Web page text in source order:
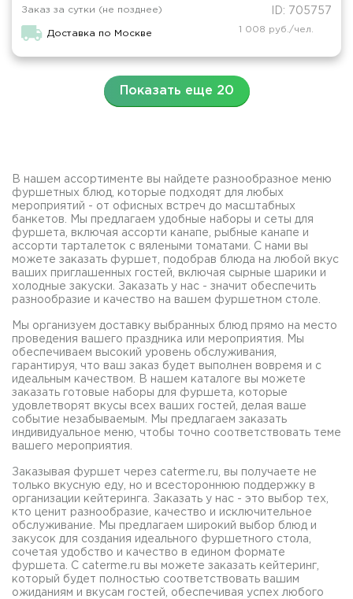
Заказ за сутки (не позднее) ID: 705757
Доставка по Москве 1 008 руб./чел.
Показать еще 20
В нашем ассортименте вы найдете разнообразное меню
фуршетных блюд, которые подходят для любых
мероприятий - от офисных встреч до масштабных
банкетов. Мы предлагаем удобные наборы и сеты для
фуршета, включая ассорти канапе, рыбные канапе и
ассорти тарталеток с вялеными томатами. С нами вы
можете заказать фуршет, подобрав блюда на любой вкус
ваших приглашенных гостей, включая сырные шарики и
холодные закуски. Заказать у нас - значит обеспечить
разнообразие и качество на вашем фуршетном столе.
Мы организуем доставку выбранных блюд прямо на место
проведения вашего праздника или мероприятия. Мы
обеспечиваем высокий уровень обслуживания,
гарантируя, что ваш заказ будет выполнен вовремя и с
идеальным качеством. В нашем каталоге вы можете
заказать готовые наборы для фуршета, которые
удовлетворят вкусы всех ваших гостей, делая ваше
событие незабываемым. Мы предлагаем заказать
индивидуальное меню, чтобы точно соответствовать теме
вашего мероприятия.
Заказывая фуршет через caterme.ru, вы получаете не
только вкусную еду, но и всестороннюю поддержку в
организации кейтеринга. Заказать у нас - это выбор тех,
кто ценит разнообразие, качество и исключительное
обслуживание. Мы предлагаем широкий выбор блюд и
закусок для создания идеального фуршетного стола,
сочетая удобство и качество в едином формате
фуршета. С caterme.ru вы можете заказать кейтеринг,
который будет полностью соответствовать вашим
ожиданиям и вкусам гостей, обеспечивая успех любого